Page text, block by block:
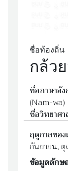
วันนี้:130
2023-01-04
ชื่อท้องถิ่น
กล้ว
ชื่อภาษาอั
(Nam-wa)
ชื่อวิทยาศ
ฤดูกาลขอ
กันยายน, ตุ
ข้อมูลลักษ